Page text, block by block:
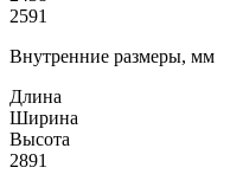
2591
Внутренние размеры, мм
Длина
Ширина
Высота
2891